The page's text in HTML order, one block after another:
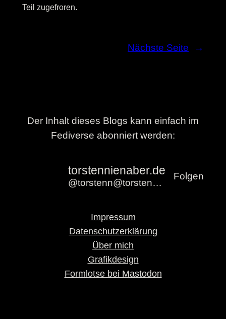
Teil zugefroren.
Nächste Seite →
Der Inhalt dieses Blogs kann einfach im
Fediverse abonniert werden:
torstennienaber.de
@torstenn@torstennienaber.de
Folgen
Impressum
Datenschutzerklärung
Über mich
Grafikdesign
Formlotse bei Mastodon